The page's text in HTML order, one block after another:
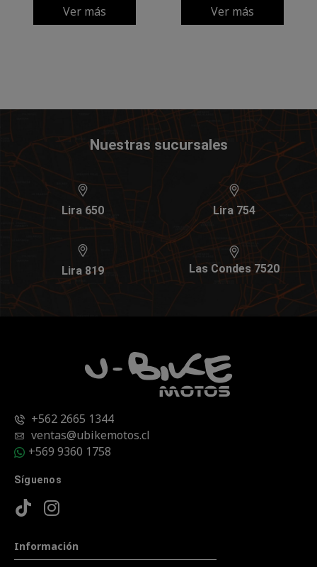
Ver más Ver más
Nuestras sucursales
Lira 650 Lira 754
Lira 819 Las Condes 7520
+562 2665 1344
ventas@ubikemotos.cl
+569 9360 1758
Síguenos
Información